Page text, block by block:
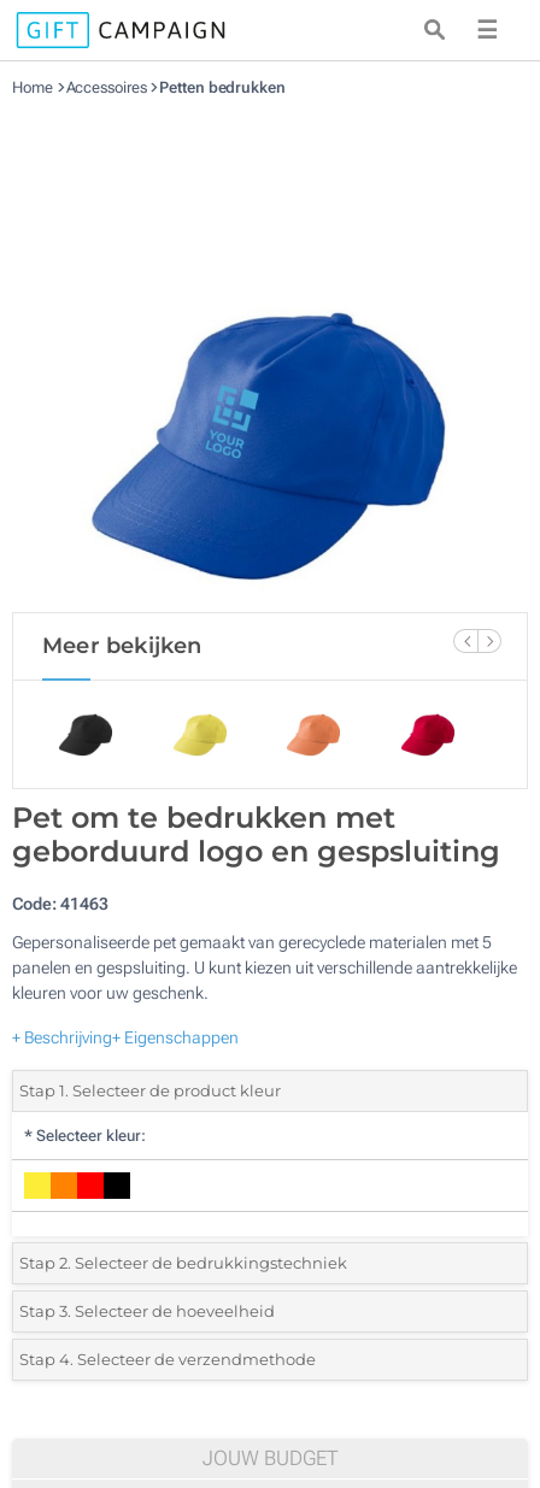
☰
Home Accessoires Petten bedrukken
Meer bekijken
Pet om te bedrukken met
geborduurd logo en gespsluiting
Code:41463
Gepersonaliseerde pet gemaakt van gerecyclede materialen met 5
panelen en gespsluiting. U kunt kiezen uit verschillende aantrekkelijke
kleuren voor uw geschenk.
+ Beschrijving+ Eigenschappen
Stap 1. Selecteer de product kleur
* Selecteer kleur:
Stap 2. Selecteer de bedrukkingstechniek
*Selecteer de bedrukking en kleuren van het logo:
Borduren (Aan de voorzijde)
Stap 3. Selecteer de hoeveelheid
*Selecteer uit de lijst of voeg het gewenste aantal in
Stap 4. Selecteer de verzendmethode
JOUW BUDGET